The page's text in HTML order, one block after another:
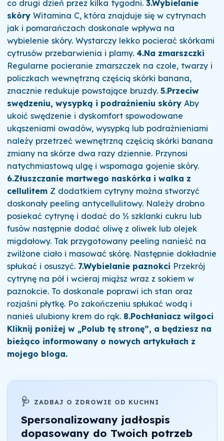
co drugi dzień przez kilka tygodni. 3.Wybielanie
skóryWitamina C, która znajduje się w cytrynach
jak i pomarańczach doskonale wpływa na
wybielenie skóry. Wystarczy lekko pocierać skórkami
cytrusów przebarwienia i plamy. 4.Na zmarszczki
Regularne pocieranie zmarszczek na czole, twarzy i
policzkach wewnętrzną częścią skórki banana,
znacznie redukuje powstające bruzdy. 5.Przeciw
swędzeniu, wysypką i podrażnieniu skóryAby
ukoić swędzenie i dyskomfort spowodowane
ukąszeniami owadów, wysypką lub podrażnieniami
należy przetrzeć wewnętrzną częścią skórki banana
zmiany na skórze dwa razy dziennie. Przynosi
natychmiastową ulgę i wspomaga gojenie skóry.
6.Złuszczanie martwego naskórka i walka z
cellulitemZ dodatkiem cytryny można stworzyć
doskonały peeling antycellulitowy. Należy drobno
posiekać cytrynę i dodać do ½ szklanki cukru lub
fusów następnie dodać oliwę z oliwek lub olejek
migdałowy. Tak przygotowany peeling nanieść na
zwilżone ciało i masować skórę. Następnie dokładnie
spłukać i osuszyć. 7.Wybielanie paznokci Przekrój
cytrynę na pół i wcieraj miąższ wraz z sokiem w
paznokcie. To doskonale poprawi ich stan oraz
rozjaśni płytkę. Po zakończeniu spłukać wodą i
nanieś ulubiony krem do rąk. 8.Pochłaniacz wilgoci
Kliknij poniżej w „Polub tę stronę”, a będziesz na
bieżąco informowany o nowych artykułach z
mojego bloga.
🩺 ZADBAJ O ZDROWIE OD KUCHNI
Spersonalizowany jadłospis
dopasowany do Twoich potrzeb